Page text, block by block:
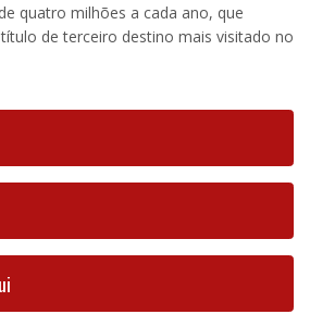
quatro milhões a cada ano, que
de terceiro destino mais visitado no